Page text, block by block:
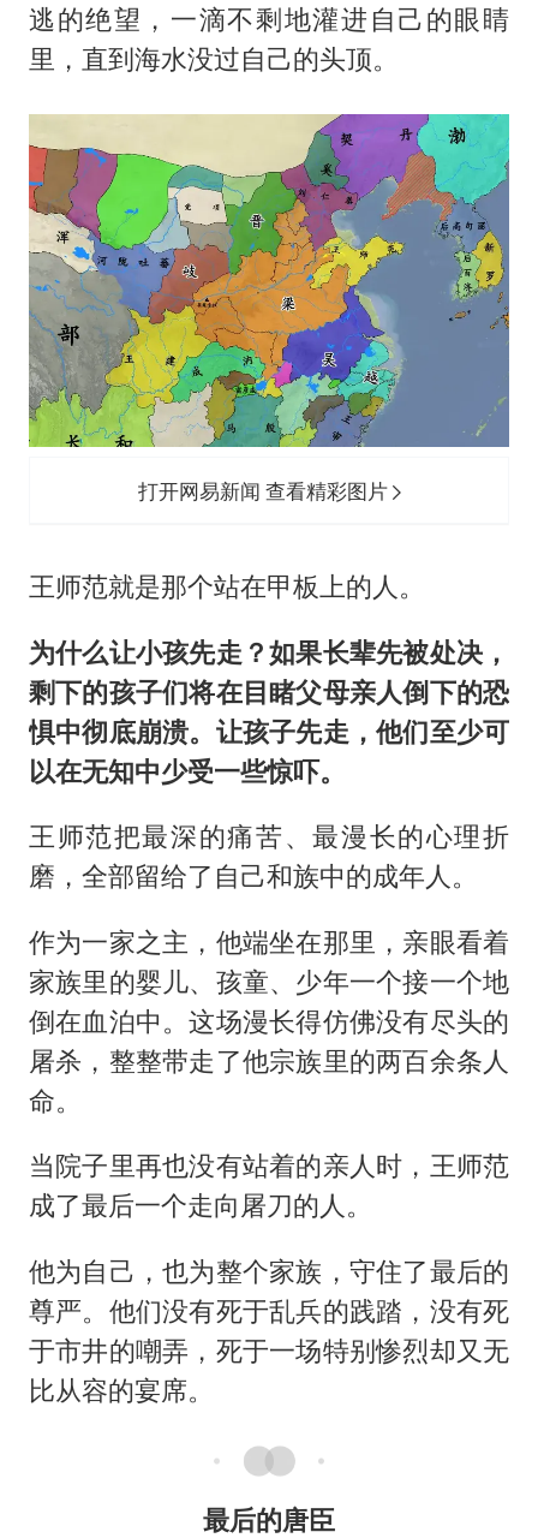
逃的绝望，一滴不剩地灌进自己的眼睛
里，直到海水没过自己的头顶。
打开网易新闻 查看精彩图片
王师范就是那个站在甲板上的人。
为什么让小孩先走？如果长辈先被处决，
剩下的孩子们将在目睹父母亲人倒下的恐
惧中彻底崩溃。让孩子先走，他们至少可
以在无知中少受一些惊吓。
王师范把最深的痛苦、最漫长的心理折
磨，全部留给了自己和族中的成年人。
作为一家之主，他端坐在那里，亲眼看着
家族里的婴儿、孩童、少年一个接一个地
倒在血泊中。这场漫长得仿佛没有尽头的
屠杀，整整带走了他宗族里的两百余条人
命。
当院子里再也没有站着的亲人时，王师范
成了最后一个走向屠刀的人。
他为自己，也为整个家族，守住了最后的
尊严。他们没有死于乱兵的践踏，没有死
于市井的嘲弄，死于一场特别惨烈却又无
比从容的宴席。
最后的唐臣